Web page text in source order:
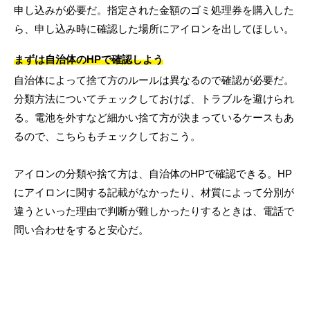
申し込みが必要だ。指定された金額のゴミ処理券を購入した
ら、申し込み時に確認した場所にアイロンを出してほしい。
まずは自治体のHPで確認しよう
自治体によって捨て方のルールは異なるので確認が必要だ。
分類方法についてチェックしておけば、トラブルを避けられ
る。電池を外すなど細かい捨て方が決まっているケースもあ
るので、こちらもチェックしておこう。
アイロンの分類や捨て方は、自治体のHPで確認できる。HP
にアイロンに関する記載がなかったり、材質によって分別が
違うといった理由で判断が難しかったりするときは、電話で
問い合わせをすると安心だ。